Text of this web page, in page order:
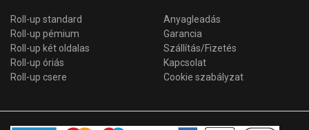
Roll-up standard
Roll-up pémium
Roll-up két oldalas
Roll-up óriás
Roll-up csere
Anyagleadás
Garancia
Szállítás/Fizetés
Kapcsolat
Cookie szabályzat